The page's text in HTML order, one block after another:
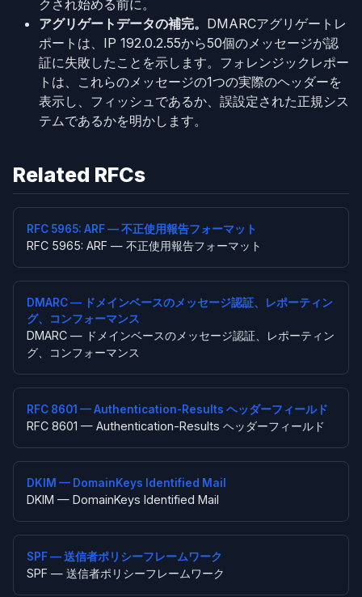
クされ始める前に。
アグリゲートデータの補完。 DMARCアグリゲートレ
ポートは、IP 192.0.2.55から50個のメッセージが認
証に失敗したことを示します。フォレンジックレポー
トは、これらのメッセージの1つの実際のヘッダーを
表示し、フィッシュであるか、誤設定された正規シス
テムであるかを明かします。
Related RFCs
RFC 5965: ARF — 不正使用報告フォーマット
RFC 5965: ARF — 不正使用報告フォーマット
DMARC — ドメインベースのメッセージ認証、レポーティン
グ、コンフォーマンス
DMARC — ドメインベースのメッセージ認証、レポーティン
グ、コンフォーマンス
RFC 8601 — Authentication-Results ヘッダーフィールド
RFC 8601 — Authentication-Results ヘッダーフィールド
DKIM — DomainKeys Identified Mail
DKIM — DomainKeys Identified Mail
SPF — 送信者ポリシーフレームワーク
SPF — 送信者ポリシーフレームワーク